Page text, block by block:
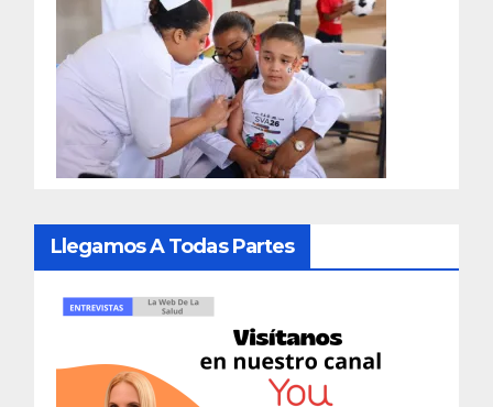
Llegamos A Todas Partes